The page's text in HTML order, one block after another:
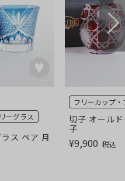
ス ペア 月
ーグラス
切子 オール
子
フリーカップ
¥9,900 税込